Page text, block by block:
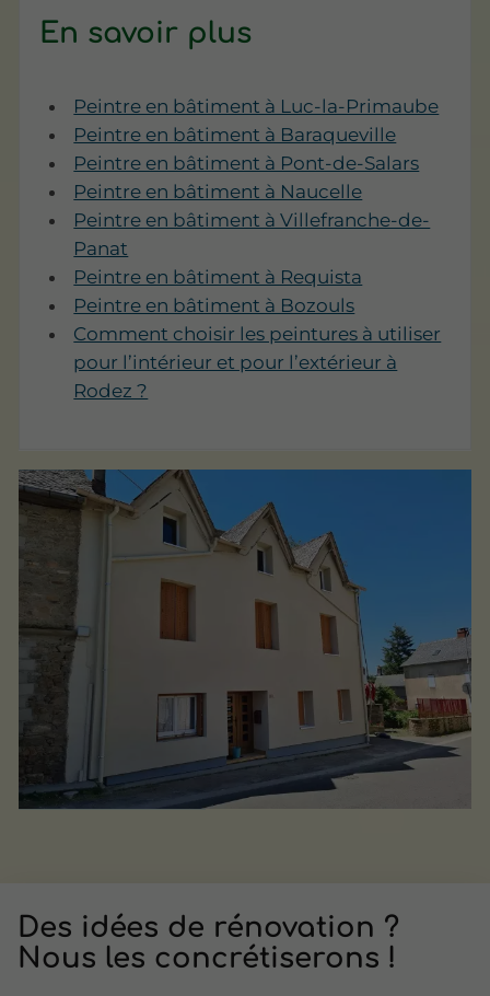
En savoir plus
Peintre en bâtiment à Luc-la-Primaube
Peintre en bâtiment à Baraqueville
Peintre en bâtiment à Pont-de-Salars
Peintre en bâtiment à Naucelle
Peintre en bâtiment à Villefranche-de-
Panat
Peintre en bâtiment à Requista
Peintre en bâtiment à Bozouls
Comment choisir les peintures à utiliser
pour l’intérieur et pour l’extérieur à
Rodez ?
Des idées de rénovation ?
Nous les concrétiserons !